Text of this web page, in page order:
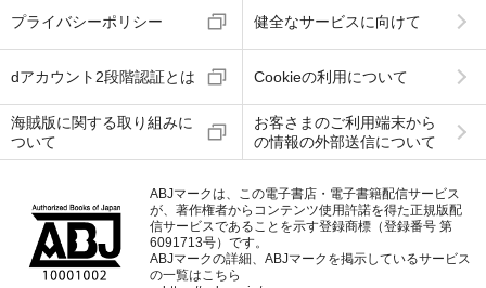
プライバシーポリシー 健全なサービスに向けて
dアカウント2段階認証とは Cookieの利用について
海賊版に関する取り組みに
ついて
お客さまのご利用端末から
の情報の外部送信について
ABJマークは、この電子書店・電子書籍配信サービス
が、著作権者からコンテンツ使用許諾を得た正規版配
信サービスであることを示す登録商標（登録番号 第
6091713号）です。
ABJマークの詳細、ABJマークを掲示しているサービス
の一覧はこちら